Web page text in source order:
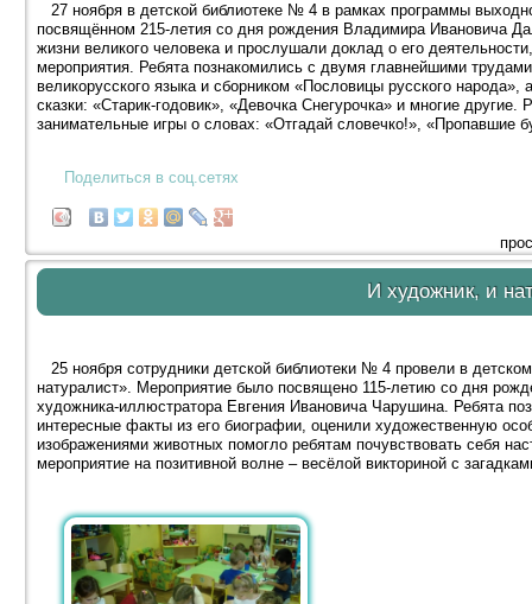
27 ноября в детской библиотеке № 4 в рамках программы
посвящённом 215-летия со дня рождения Владимира Ивановича
жизни великого человека и прослушали доклад о его
мероприятия. Ребята познакомились с двумя главнейшими
великорусского языка и сборником «Пословицы русского
сказки: «Старик-годовик», «Девочка Снегурочка» и многие
занимательные игры о словах: «Отгадай словечко!», «Пропавшие
Поделиться в соц.сетях
И художник, и
25 ноября сотрудники детской библиотеки № 4 провели в
натуралист». Мероприятие было посвящено 115-летию со дня
художника-иллюстратора Евгения Ивановича Чарушина. Ребята
интересные факты из его биографии, оценили художественную
изображениями животных помогло ребятам почувствовать себя
мероприятие на позитивной волне – весёлой викториной с